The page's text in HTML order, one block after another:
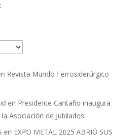
Revista Mundo Ferrosiderúrgico
en Presidente Cantafio inaugura
Asociación de Jubilados
en EXPO METAL 2025 ABRIÓ SUS